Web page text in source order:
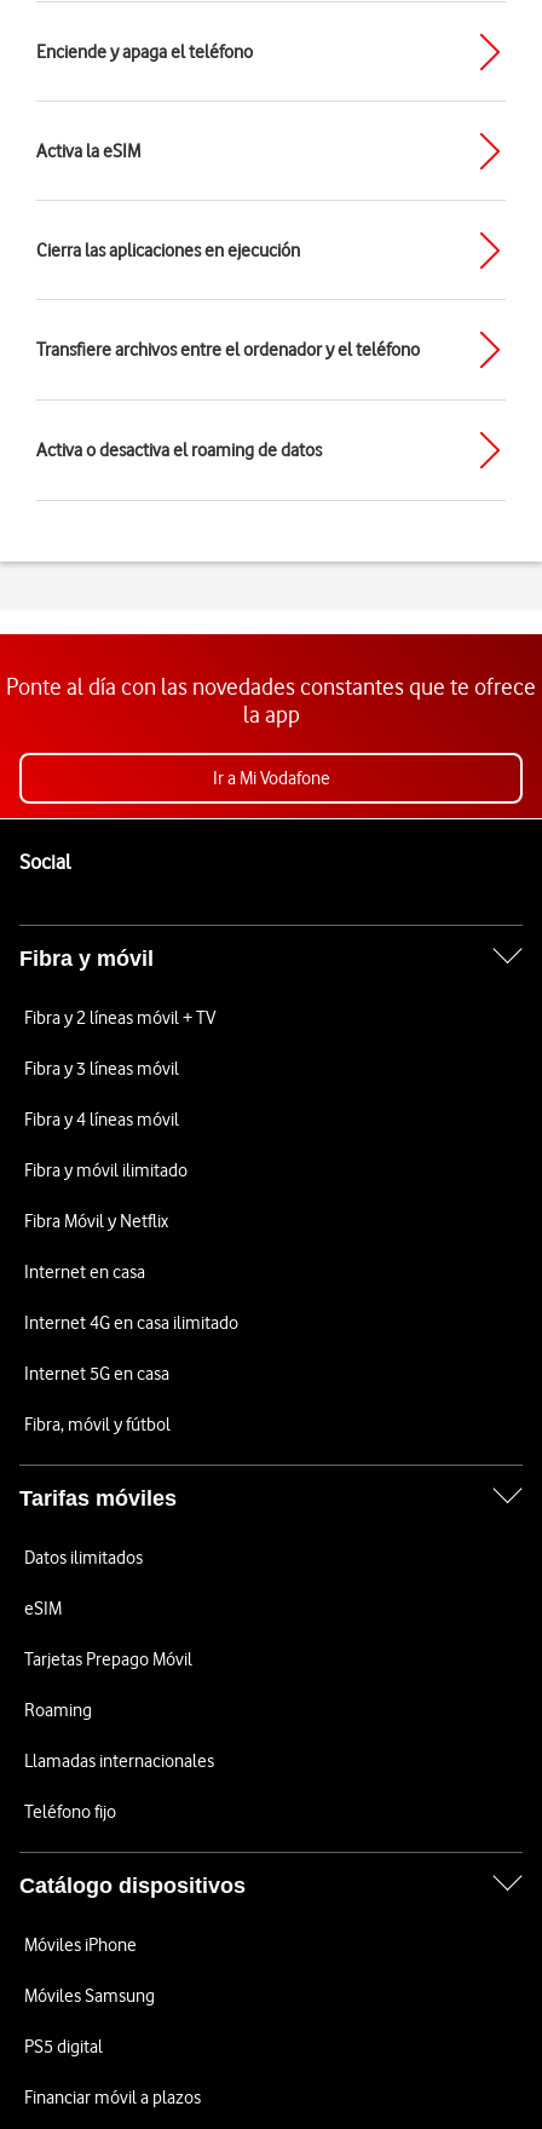
Enciende y apaga el teléfono
Activa la eSIM
Cierra las aplicaciones en ejecución
Transfiere archivos entre el ordenador y el teléfono
Activa o desactiva el roaming de datos
Ponte al día con las novedades constantes que te ofrece
la app
Ir a Mi Vodafone
SocialEnlaces a las redes sociales de Vodafone
Fibra y móvil
Fibra y 2 líneas móvil + TV
Fibra y 3 líneas móvil
Fibra y 4 líneas móvil
Fibra y móvil ilimitado
Fibra Móvil y Netflix
Internet en casa
Internet 4G en casa ilimitado
Internet 5G en casa
Fibra, móvil y fútbol
Tarifas móviles
Datos ilimitados
eSIM
Tarjetas Prepago Móvil
Roaming
Llamadas internacionales
Teléfono fijo
Catálogo dispositivos
Móviles iPhone
Móviles Samsung
PS5 digital
Financiar móvil a plazos